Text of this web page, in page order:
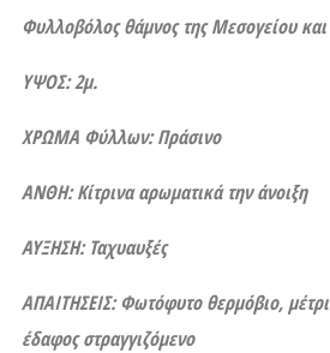
Φυλλοβόλος θάμνος της Μεσογείου
ΥΨΟΣ: 2μ.
ΧΡΩΜΑ Φύλλων: Πράσινο
ΑΝΘΗ: Κίτρινα αρωματικά την άνοιξη
ΑΥΞΗΣΗ: Ταχυαυξές
ΑΠΑΙΤΗΣΕΙΣ: Φωτόφυτο θερμόβιο,
έδαφος στραγγιζόμενο